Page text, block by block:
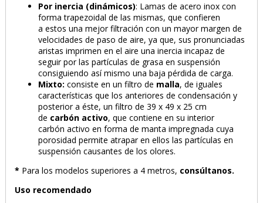
Por inercia (dinámicos): Lamas de acero inox con
forma trapezoidal de las mismas, que confieren
a estos una mejor filtración con un mayor margen de
velocidades de paso de aire, ya que, sus pronunciadas
aristas imprimen en el aire una inercia incapaz de
seguir por las partículas de grasa en suspensión
consiguiendo así mismo una baja pérdida de carga.
Mixto: consiste en un filtro de malla, de iguales
características que los anteriores de condensación y
posterior a éste, un filtro de 39 x 49 x 25 cm
de carbón activo, que contiene en su interior
carbón activo en forma de manta impregnada cuya
porosidad permite atrapar en ellos las partículas en
suspensión causantes de los olores.
* Para los modelos superiores a 4 metros, consúltanos.
Uso recomendado